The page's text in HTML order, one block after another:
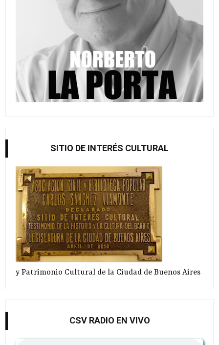
SITIO DE INTERÉS CULTURAL
y Patrimonio Cultural de la Ciudad de Buenos Aires
CSV RADIO EN VIVO